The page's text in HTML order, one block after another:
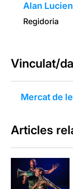
Alan
Regidoria
Vinculat/
Mercat de
Articles